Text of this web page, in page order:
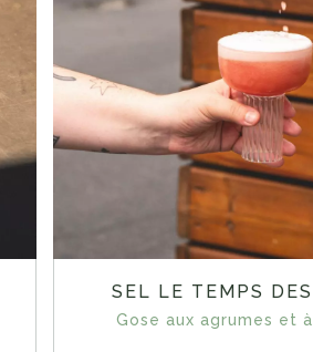
SEL LE TEMPS
Gose aux agrumes et